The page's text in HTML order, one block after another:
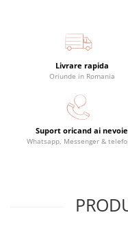
*Masuratorile sunt
returnat/schimbat
in acest mod ca veti
nu va pune
atentie sporita atunci
Livrare rapida
Oriunde in Romania
Suport oricand ai nevoie
Whatsapp, Messenger &